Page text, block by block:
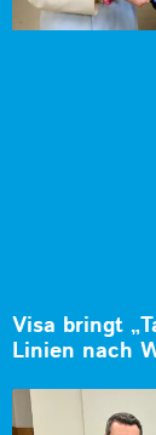
Visa bringt
Linien nach